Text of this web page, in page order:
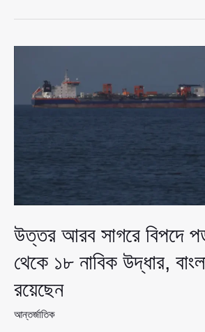
এর
সামানজার
প্রতিনিধিত্ব
উত্তর আরব সাগরে বিপদে
থেকে ১৮ নাবিক উদ্ধার,
রয়েছেন
আন্তর্জাতিক